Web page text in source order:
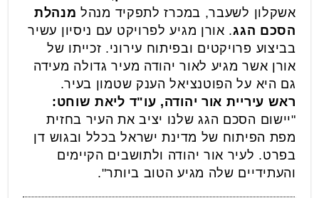
אשקלון לשעבר, במכרז לתפקיד מנהל מנהלת
הסכם הגג. אורן מגיע לפרויקט עם ניסיון עשיר
בביצוע פרויקטים ובפיתוח עירוני. זכייתו של
אורן אשר מגיע לאור יהודה מעיר גדולה מעידה
גם היא על הפוטנציאל הענק שטמון בעיר.
ראש עיריית אור יהודה, עו"ד ליאת שוחט:
"יישום הסכם הגג שלנו יציב את העיר בחזית
מפת הפיתוח של מדינת ישראל בכלל ובגוש דן
בפרט. לעיר אור יהודה ולתושבים הקיימים
והעתידיים שלה מגיע הטוב ביותר".